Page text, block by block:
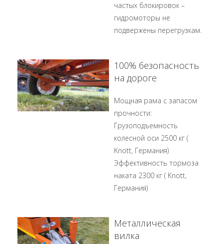
частых блокировок –
гидромоторы не
подвержены перегрузкам.
100% безопасность
на дороге
Мощная рама с запасом
прочности:
Грузоподъемность
колесной оси 2500 кг (
Knott, Германия)
Эффективность тормоза
наката 2300 кг ( Knott,
Германия)
Металлическая
вилка